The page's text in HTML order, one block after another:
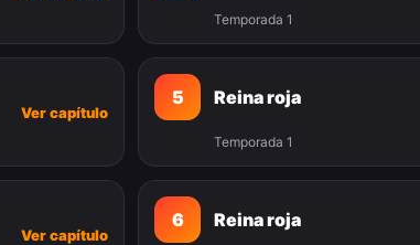
Temporada 1
Ver capítulo
5 Reina roja
Temporada 1
Ver capítulo
6 Reina roja